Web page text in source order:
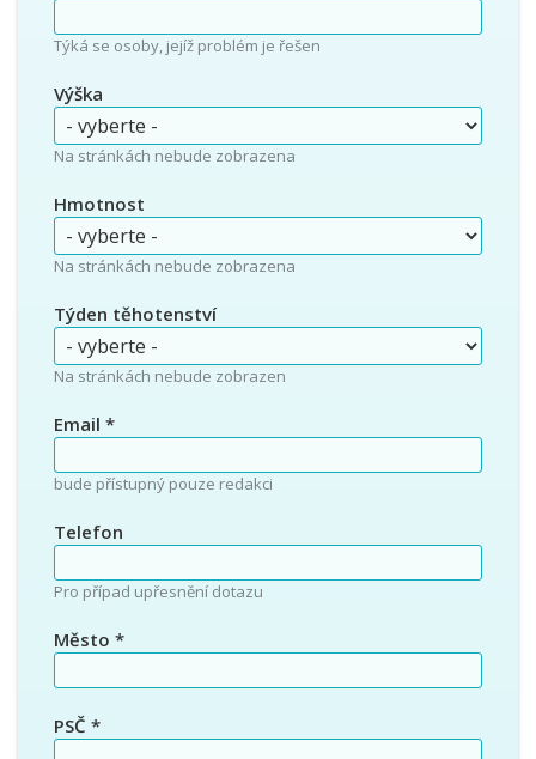
Týká se osoby, jejíž problém je řešen
Výška
Na stránkách nebude zobrazena
Hmotnost
Na stránkách nebude zobrazena
Týden těhotenství
Na stránkách nebude zobrazen
Email *
bude přístupný pouze redakci
Telefon
Pro případ upřesnění dotazu
Město *
PSČ *